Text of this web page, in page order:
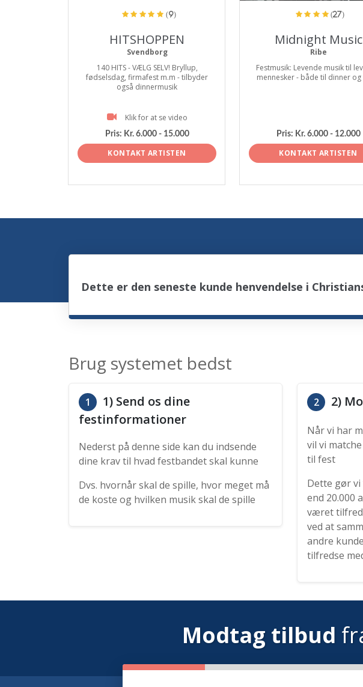
(9)
HITSHOPPEN
Svendborg
140 HITS - VÆLG SELV! Bryllup,
fødselsdag, firmafest m.m - tilbyder
også dinnermusik
Klik for at se video
Pris: Kr. 6.000 - 15.000
KONTAKT ARTISTEN
(27)
Midnight Music
Ribe
Festmusik: Levende musik til
mennesker - både til dinner og
Pris: Kr. 6.000 - 12.000
KONTAKT ARTISTEN
Dette er den seneste kunde henvendelse i
Brug systemet bedst
1
1) Send os dine
festinformationer
Nederst på denne side kan du indsende
dine krav til hvad festbandet skal kunne
Dvs. hvornår skal de spille, hvor meget må
de koste og hvilken musik skal de spille
2 2)
Når vi har
vil vi
til fest
Dette gør vi
end 20.000
været
ved at
andre
tilfredse
Modtag tilbud